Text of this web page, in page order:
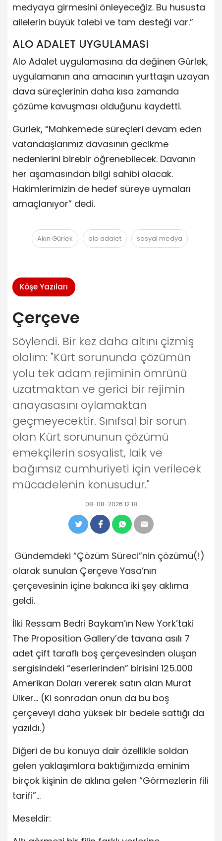
medyaya girmesini önleyeceğiz. Bu hususta
ailelerin büyük talebi ve tam desteği var.”
ALO ADALET UYGULAMASI
Alo Adalet uygulamasına da değinen Gürlek,
uygulamanın ana amacının yurttaşın uzayan
dava süreçlerinin daha kısa zamanda
çözüme kavuşması olduğunu kaydetti.
Gürlek, “Mahkemede süreçleri devam eden
vatandaşlarımız davasının gecikme
nedenlerini birebir öğrenebilecek. Davanın
her aşamasından bilgi sahibi olacak.
Hakimlerimizin de hedef süreye uymaları
amaçlanıyor” dedi.
Akın Gürlek alo adalet sosyal medya
Köşe Yazıları
Çerçeve
Söylendi. Bir kez daha altını çizmiş
olalım: "Kürt sorununda çözümün
yolu tek adam rejiminin ömrünü
uzatmaktan ve gerici bir rejimin
anayasasını oylamaktan
geçmeyecektir. Sınıfsal bir sorun
olan Kürt sorununun çözümü
emekçilerin sosyalist, laik ve
bağımsız cumhuriyeti için verilecek
mücadelenin konusudur."
08-08-2026 12:18
Gündemdeki “Çözüm Süreci”nin çözümü(!)
olarak sunulan Çerçeve Yasa’nın
çerçevesinin içine bakınca iki şey aklıma
geldi.
İlki Ressam Bedri Baykam’ın New York’taki
The Proposition Gallery’de tavana asılı 7
adet çift taraflı boş çerçevesinden oluşan
sergisindeki “eserlerinden” birisini 125.000
Amerikan Doları vererek satın alan Murat
Ülker… (Ki sonradan onun da bu boş
çerçeveyi daha yüksek bir bedele sattığı da
yazıldı.)
Diğeri de bu konuya dair özellikle soldan
gelen yaklaşımlara baktığımızda eminim
birçok kişinin de aklına gelen “Görmezlerin fili
tarifi”…
Meseldir: